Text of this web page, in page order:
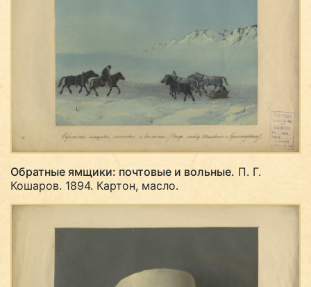
Обратные ямщики: почтовые и вольные. П. Г.
Кошаров. 1894. Картон, масло.